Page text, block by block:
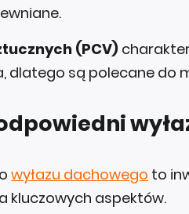
(PCV)
dlatego są polecane do
wyłazu dachowego to
kluczowych aspektów.